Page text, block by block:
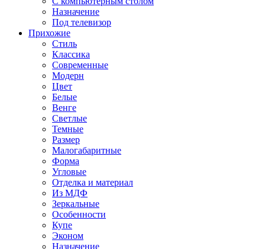
Назначение
Под телевизор
Прихожие
Стиль
Классика
Современные
Модерн
Цвет
Белые
Венге
Светлые
Темные
Размер
Малогабаритные
Форма
Угловые
Отделка и материал
Из МДФ
Зеркальные
Особенности
Купе
Эконом
Назначение